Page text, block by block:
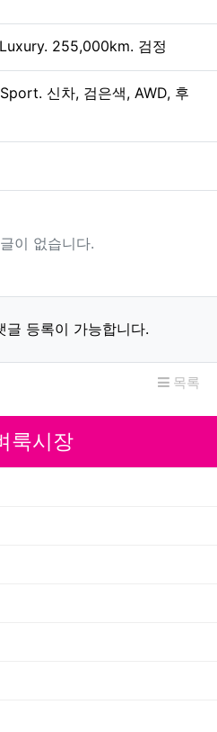
255,000km. 검정
신차, 검은색, AWD, 후
이 없습니다.
글 등록이 가능합니다.
목록
룩시장